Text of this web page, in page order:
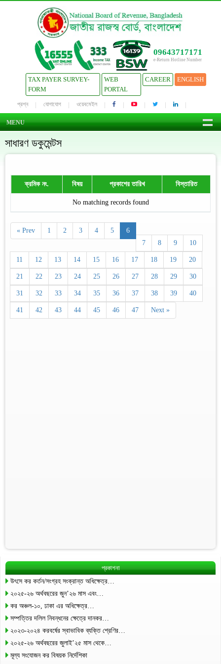
09643717171
e-Return Hotline Number
TAX PAYER SURVEY-
FORM
WEB
PORTAL
CAREER ENGLISH
প্রশ্ন যোগাযোগ ওয়েবমেইল
MENU
সাধারণ ডকুমেন্টস
ক্রমিক নং. বিষয় প্রকাশের তারিখ বিস্তারিত
No matching records found
« Prev 1 2 3 4 5
6
7
8 9 10
11 12 13 14 15 16 17 18 19 20
21 22 23 24 25 26 27 28 29 30
31 32 33 34 35 36 37 38 39 40
41 42 43 44 45 46 47 Next »
প্রকাশনা
উৎসে কর কর্তন/সংগ্রহ সংক্রান্ত অধিক্ষেত্র…
২০২৫-২৬ অর্থবছরের জুন’২৬ মাস এবং…
কর অঞ্চল-১০, ঢাকা এর অধিক্ষেত্র…
সম্পত্তির দলিল নিবন্ধনের ক্ষেত্রে দানকর…
২০২৩-২০২৪ করবর্ষের স্বাভাবিক ব্যক্তি শ্রেণির…
২০২৫-২৬ অর্থবছরের জুলাই’২৫ মাস থেকে…
মূল্য সংযোজন কর বিষয়ক নির্দেশিকা